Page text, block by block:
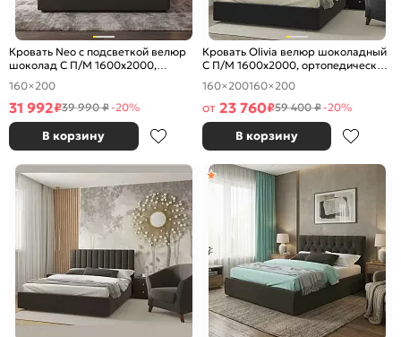
Кровать Neo с подсветкой велюр
шоколад С П/М 1600x2000,
ортопедическое основание,
изголовье мягкое
160×200
31 992₽39 990 ₽-20%
В корзину
Кровать Olivia велюр шоколадный
С П/М 1600x2000, ортопедическое
основание, изголовье мягкое
160×200160×200
от 23 760₽59 400 ₽-20%
В корзину